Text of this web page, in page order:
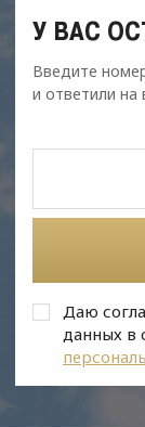
У ВАС
Введите
и ответили на
Даю
данных в